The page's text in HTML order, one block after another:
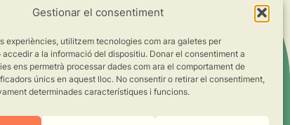
Gestionar el consentiment
experiències, utilitzem tecnologies com ara galetes per
a la informació del dispositiu. Donar el consentiment a
ens permetrà processar dades com ara el comportament de
únics en aquest lloc. No consentir o retirar el consentiment,
determinades característiques i funcions.